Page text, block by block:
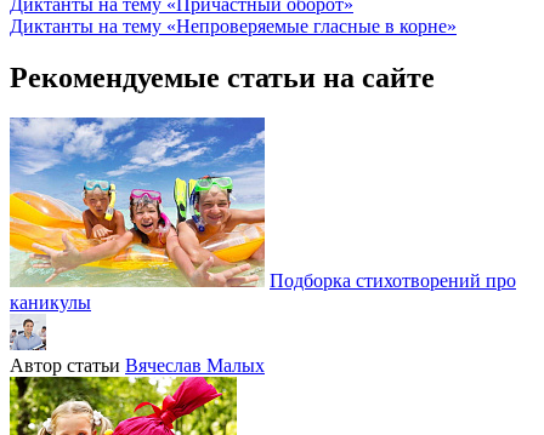
Диктанты на тему «Непроверяемые гласные в корне»
Рекомендуемые статьи на сайте
Подборка стихотворений про
каникулы
Автор статьи Вячеслав Малых